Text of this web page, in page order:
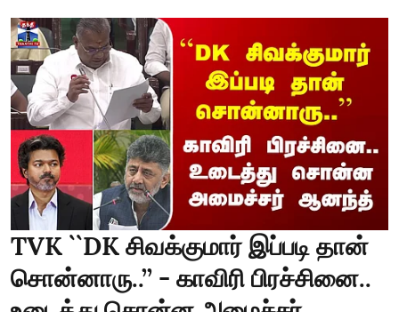
TVK ``DK சிவக்குமார் இப்படி தான்
சொன்னாரு..’’ - காவிரி பிரச்சினை..